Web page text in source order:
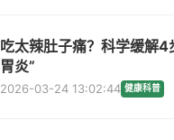
吃太辣肚子痛？科学缓解4
胃炎”
2026-03-24 13:02:44 健康科普